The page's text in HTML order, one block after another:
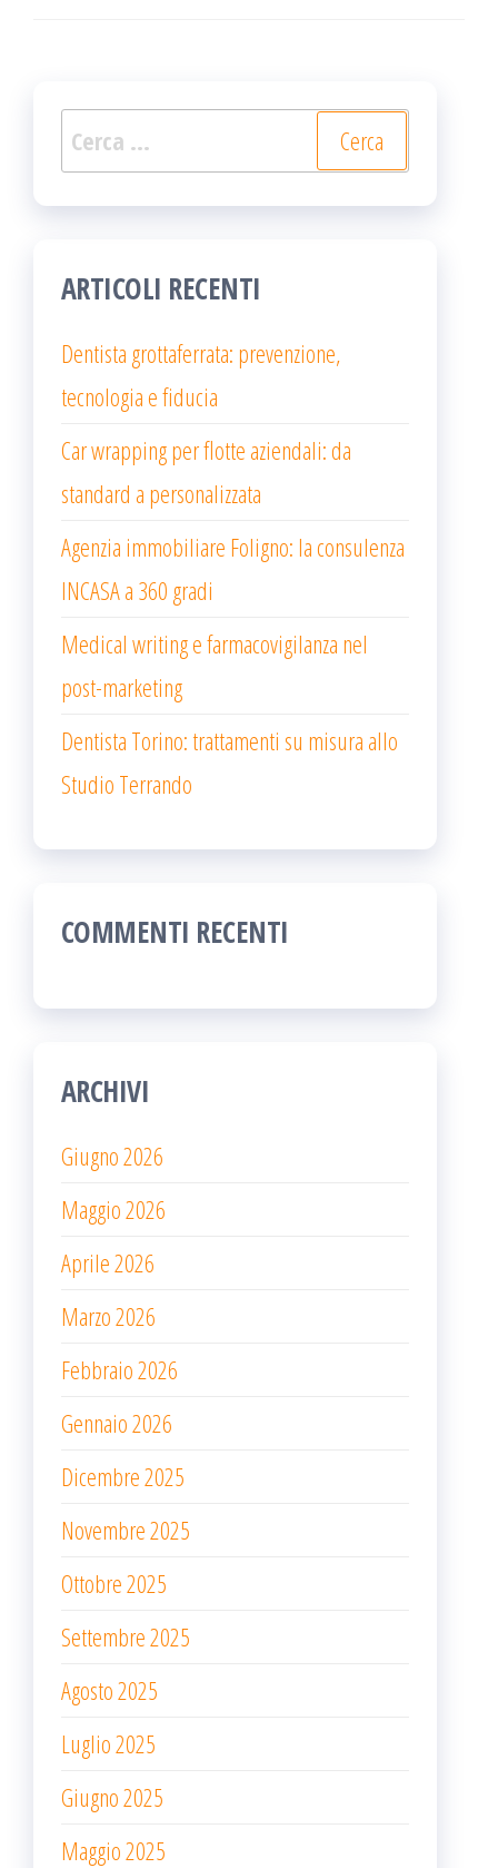
Ricerca
per:
ARTICOLI RECENTI
Dentista grottaferrata: prevenzione,
tecnologia e fiducia
Car wrapping per flotte aziendali: da
standard a personalizzata
Agenzia immobiliare Foligno: la consulenza
INCASA a 360 gradi
Medical writing e farmacovigilanza nel
post-marketing
Dentista Torino: trattamenti su misura allo
Studio Terrando
COMMENTI RECENTI
ARCHIVI
Giugno 2026
Maggio 2026
Aprile 2026
Marzo 2026
Febbraio 2026
Gennaio 2026
Dicembre 2025
Novembre 2025
Ottobre 2025
Settembre 2025
Agosto 2025
Luglio 2025
Giugno 2025
Maggio 2025